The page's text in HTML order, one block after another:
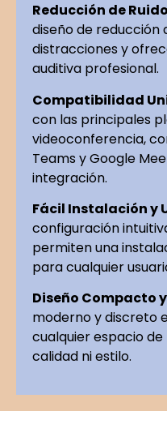
Reducción de
diseño de reducción
distracciones y
auditiva profesional.
Compatibilidad
con las principales
videoconferencia,
Teams y Google
integración.
Fácil Instalación y
configuración
permiten una
para cualquier
Diseño Compacto
moderno y discreto
cualquier espacio
calidad ni estilo.